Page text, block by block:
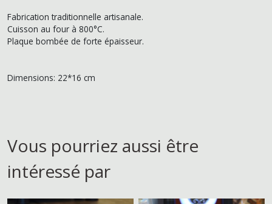
Fabrication traditionnelle artisanale.
Cuisson au four à 800°C.
Plaque bombée de forte épaisseur.
Dimensions: 22*16 cm
Vous pourriez aussi être
intéressé par